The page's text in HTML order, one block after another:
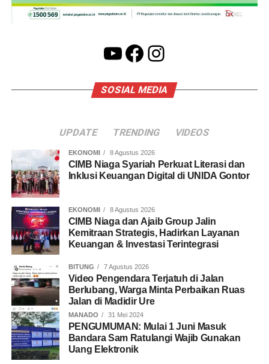
YouTube
Facebook
Instagram
SOSIAL MEDIA
UPDATE TRENDING VIDEOS
EKONOMI 8 Agustus 2026
CIMB Niaga Syariah Perkuat Literasi dan
Inklusi Keuangan Digital di UNIDA Gontor
EKONOMI 8 Agustus 2026
CIMB Niaga dan Ajaib Group Jalin
Kemitraan Strategis, Hadirkan Layanan
Keuangan & Investasi Terintegrasi
BITUNG 7 Agustus 2026
Video Pengendara Terjatuh di Jalan
Berlubang, Warga Minta Perbaikan Ruas
Jalan di Madidir Ure
MANADO 31 Mei 2024
PENGUMUMAN: Mulai 1 Juni Masuk
Bandara Sam Ratulangi Wajib Gunakan
Uang Elektronik